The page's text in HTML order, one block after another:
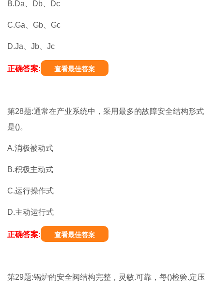
B.Da、Db、Dc
C.Ga、Gb、Gc
D.Ja、Jb、Jc
正确答案: 查看最佳答案
第28题:通常在产业系统中，采用最多的故障安全结构形式
是()。
A.消极被动式
B.积极主动式
C.运行操作式
D.主动运行式
正确答案: 查看最佳答案
第29题:锅炉的安全阀结构完整，灵敏.可靠，每()检验.定压